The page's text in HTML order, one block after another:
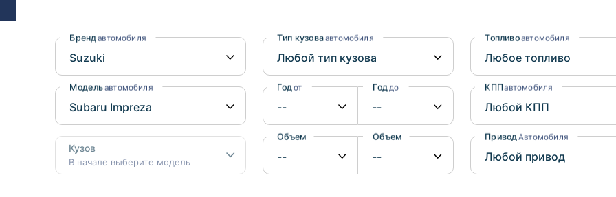
Mazda
Suzuki
Subaru
Tesla
Mazda
Mitsubishi
Suzuki
BMW
Daihatsu
Бренд автомобиля
Модельавтомобиля
Кузов
В начале выберите модель
Тип кузоваавтомобиля
Год от Год до
Объем от Объем до
Топливоавтомобиля
КППавтомобиля
Привод Автомобиля